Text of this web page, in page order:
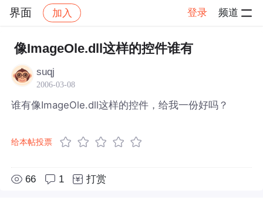
界面 加入 登录 频道
社区 界面 帖子详情
像ImageOle.dll这样的控件谁有
suqj
2006-03-08
谁有像ImageOle.dll这样的控件，给我一份好吗？
给本帖投票
66 1 打赏